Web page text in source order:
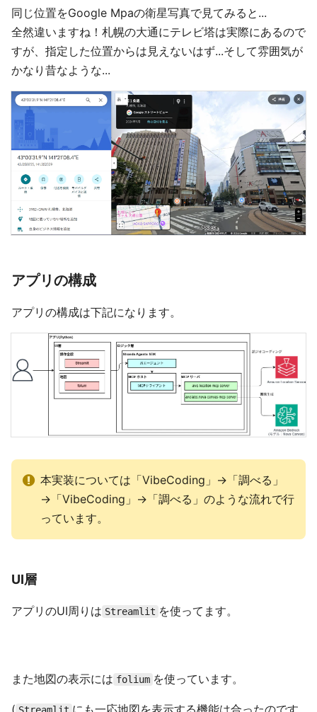
同じ位置をGoogle Mpaの衛星写真で見てみると...
全然違いますね！札幌の大通にテレビ塔は実際にあるので
すが、指定した位置からは見えないはず...そして雰囲気が
かなり昔なような...
アプリの構成
アプリの構成は下記になります。
本実装については「VibeCoding」→「調べる」
→「VibeCoding」→「調べる」のような流れで行
っています。
UI層
アプリのUI周りは Streamlit を使ってます。
また地図の表示には folium を使っています。
( にも一応地図を表示する機能は合ったのです